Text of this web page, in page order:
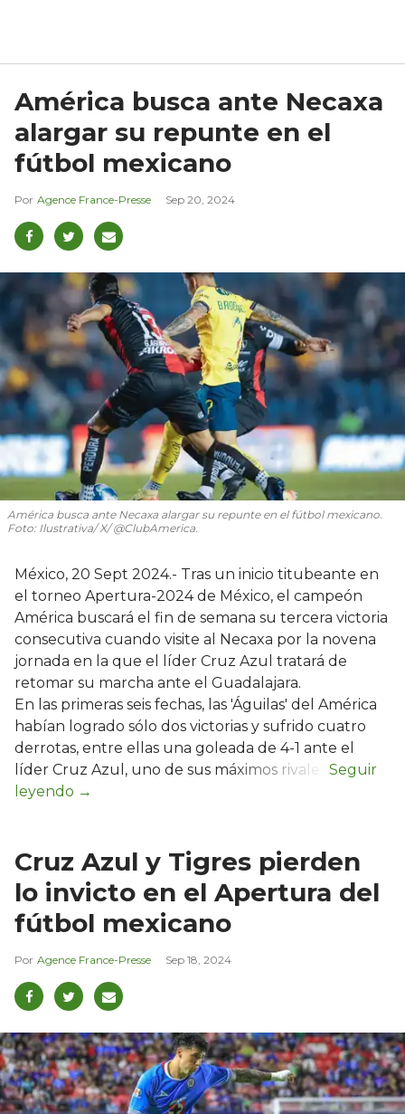
América busca ante Necaxa
alargar su repunte en el
fútbol mexicano
Agence France-Presse Sep 20, 2024
América busca ante Necaxa alargar su repunte en el fútbol mexicano.
Foto: Ilustrativa/ X/ @ClubAmerica.
México, 20 Sept 2024.- Tras un inicio titubeante en
el torneo Apertura-2024 de México, el campeón
América buscará el fin de semana su tercera victoria
consecutiva cuando visite al Necaxa por la novena
jornada en la que el líder Cruz Azul tratará de
retomar su marcha ante el Guadalajara.
En las primeras seis fechas, las 'Águilas' del América
habían logrado sólo dos victorias y sufrido cuatro
derrotas, entre ellas una goleada de 4-1 ante el
líder Cruz Azul, uno de sus máximos rivales.
Cruz Azul y Tigres pierden
lo invicto en el Apertura del
fútbol mexicano
Agence France-Presse Sep 18, 2024